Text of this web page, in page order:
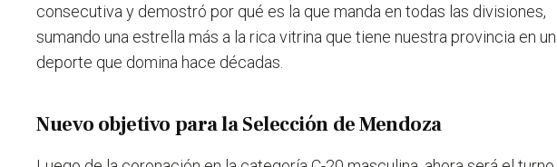
consecutiva y demostró por qué es la que manda en todas las divisiones,
sumando una estrella más a la rica vitrina que tiene nuestra provincia en un
deporte que domina hace décadas.
Nuevo objetivo para la Selección de Mendoza